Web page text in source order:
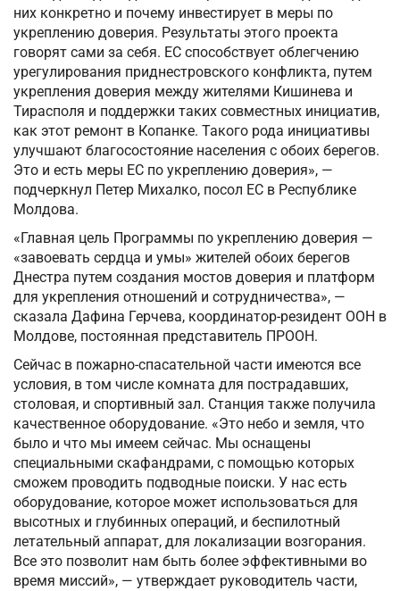
них конкретно и почему инвестирует в меры по
укреплению доверия. Результаты этого проекта
говорят сами за себя. ЕС способствует облегчению
урегулирования приднестровского конфликта, путем
укрепления доверия между жителями Кишинева и
Тирасполя и поддержки таких совместных инициатив,
как этот ремонт в Копанке. Такого рода инициативы
улучшают благосостояние населения с обоих берегов.
Это и есть меры ЕС по укреплению доверия», —
подчеркнул Петер Михалко, посол ЕС в Республике
Молдова.
«Главная цель Программы по укреплению доверия —
«завоевать сердца и умы» жителей обоих берегов
Днестра путем создания мостов доверия и платформ
для укрепления отношений и сотрудничества», —
сказала Дафина Герчева, координатор-резидент ООН в
Молдове, постоянная представитель ПРООН.
Сейчас в пожарно-спасательной части имеются все
условия, в том числе комната для пострадавших,
столовая, и спортивный зал. Станция также получила
качественное оборудование. «Это небо и земля, что
было и что мы имеем сейчас. Мы оснащены
специальными скафандрами, с помощью которых
сможем проводить подводные поиски. У нас есть
оборудование, которое может использоваться для
высотных и глубинных операций, и беспилотный
летательный аппарат, для локализации возгорания.
Все это позволит нам быть более эффективными во
время миссий», — утверждает руководитель части,